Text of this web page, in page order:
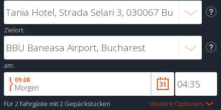
Zielort:
am:
09.08
Morgen
Für2 Fahrgäste mit2 Gepäckstücken Weitere Optionen